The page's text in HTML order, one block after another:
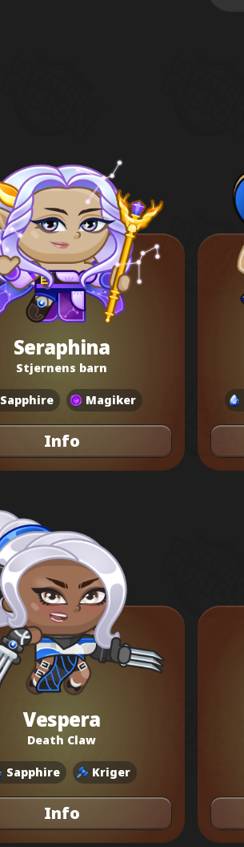
Seraphina
Stjernens barn
Sapphire Magiker
Info
Vespera
Death Claw
Sapphire Kriger
Info